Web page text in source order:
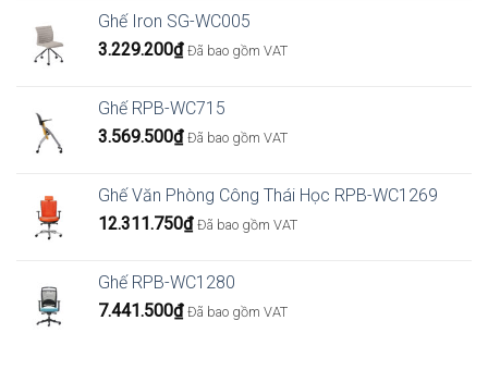
Ghế Iron SG-WC005
3.229.200₫ Đã bao gồm VAT
Ghế RPB-WC715
3.569.500₫ Đã bao gồm VAT
Ghế Văn Phòng Công Thái Học RPB-WC1269
12.311.750₫ Đã bao gồm VAT
Ghế RPB-WC1280
7.441.500₫ Đã bao gồm VAT